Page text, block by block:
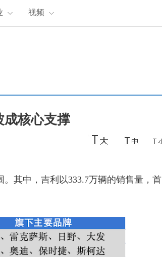
视频
成核心支撑
其中， 吉利以333.7万辆的销售量，首